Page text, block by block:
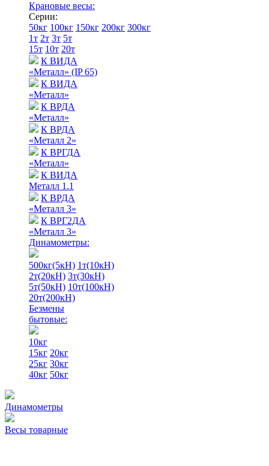
Крановые весы:
Серии:
50кг 100кг 150кг 200кг 300кг
1т 2т 3т 5т
15т 10т 20т
К ВИДА
«Металл» (IP 65)
К ВИДА
«Металл»
К ВРДА
«Металл»
К ВРДА
«Металл 2»
К ВРГДА
«Металл»
К ВИДА
Металл 1.1
К ВРДА
«Металл 3»
К ВРГ2ДА
«Металл 3»
Динамометры:
500кг(5кН) 1т(10кН)
2т(20кН) 3т(30кН)
5т(50кН) 10т(100кН)
20т(200кН)
Безмены
бытовые:
10кг
15кг 20кг
25кг 30кг
40кг 50кг
Динамометры
Весы товарные